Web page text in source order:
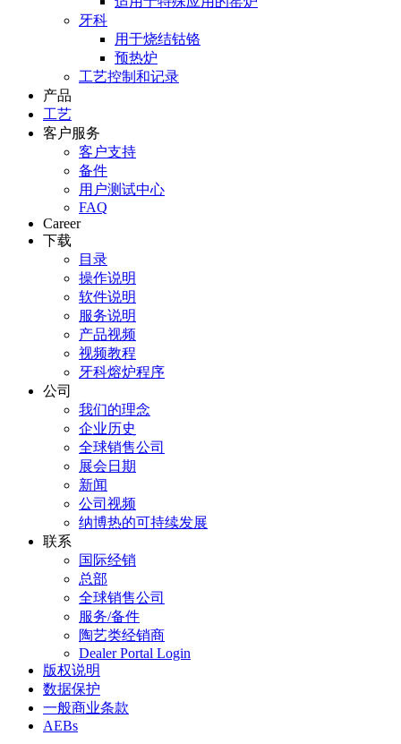
牙科
用于烧结钴铬
预热炉
工艺控制和记录
产品
工艺
客户服务
客户支持
备件
用户测试中心
FAQ
Career
下载
目录
操作说明
软件说明
服务说明
产品视频
视频教程
牙科熔炉程序
公司
我们的理念
企业历史
全球销售公司
展会日期
新闻
公司视频
纳博热的可持续发展
联系
国际经销
总部
全球销售公司
服务/备件
陶艺类经销商
Dealer Portal Login
版权说明
数据保护
一般商业条款
AEBs